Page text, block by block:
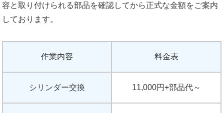
容と取り付けられる部品を確認してから正式な金額をご案内
しております。
作業内容 料金表
シリンダー交換 11,000円+部品代～